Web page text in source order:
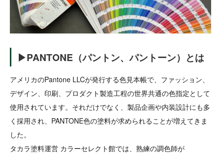
▶PANTONE（パントン、パントーン）とは
アメリカのPantone LLCが発行する色見本帳で、ファッション、
デザイン、印刷、プロダクト製造工程の世界共通の色指定として
使用されています。それだけでなく、製品企画や内装設計にも多
く採用され、PANTONE色の塗料が求められることが増えてきま
した。
タカラ塗料運営 カラーセレクト館では、熟練の調色師が